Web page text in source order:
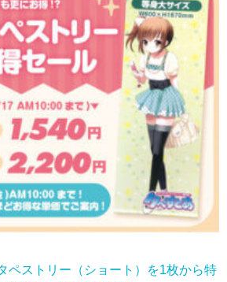
ペストリー（ショート）を1枚から特